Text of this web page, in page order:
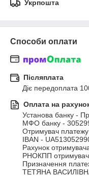
Укрпошта
Способи оплати
Післяплата
Діє передоплата
Оплата на
Установа банку -
МФО банку -
Отримувач
IBAN -
Рахунок
РНОКПП
Призначення
ТЕТЯНА